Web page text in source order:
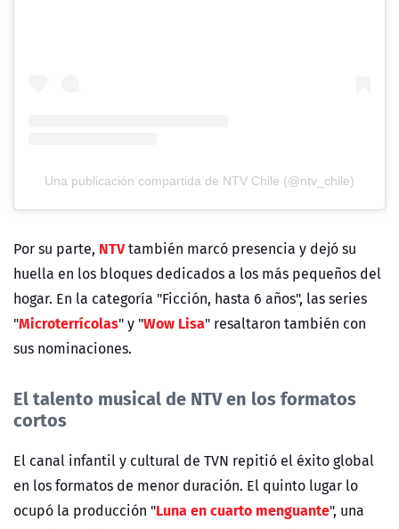
Una publicación compartida de NTV Chile (@ntv_chile)
Por su parte, NTVtambién marcó presencia y dejó su
huella en los bloques dedicados a los más pequeños del
hogar. En la categoría "Ficción, hasta 6 años", las series
"Microterrícolas"y "Wow Lisa" resaltaron también con
sus nominaciones.
El talento musical de NTV en los formatos
cortos
El canal infantil y cultural de TVN repitió el éxito global
en los formatos de menor duración. El quinto lugar lo
ocupó la producción "Luna en cuarto menguante", una